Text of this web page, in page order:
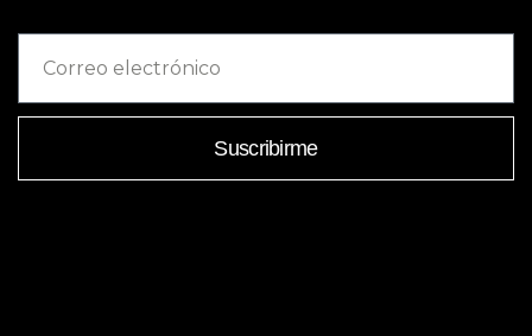
Suscribirme